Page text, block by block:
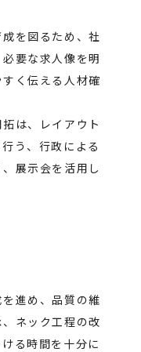
を図るため、社
要な求人像を明
く伝える人材確
は、レイアウト
う、行政による
展示会を活用し
進め、品質の維
ネック工程の改
る時間を十分に